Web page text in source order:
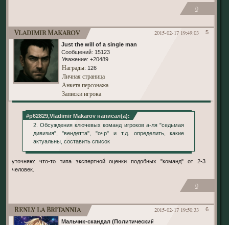
0
5
2015-02-17 19:49:03
Vladimir Makarov
Just the will of a single man
Сообщений: 15123
Уважение: +20489
Награды: 126
Личная страница
Анкета персонажа
Записки игрока
#p62829,Vladimir Makarov написал(а):
2. Обсуждения ключевых команд игроков а-ля "седьмая
дивизия", "вендетта", "очр" и т.д. определить, какие
актуальны, составить список
уточняю: что-то типа экспертной оценки подобных "команд" от 2-3
человек.
0
6
2015-02-17 19:50:33
Renly la Britannia
Мальчик-скандал (Политический)